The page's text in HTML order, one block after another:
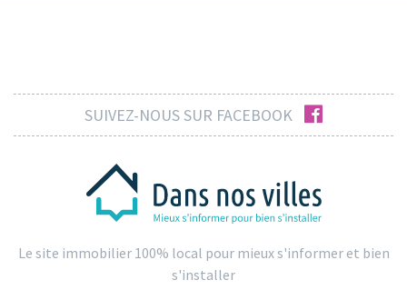
SUIVEZ-NOUS SUR FACEBOOK facebook
Le site immobilier 100% local pour mieux s'informer et bien
s'installer